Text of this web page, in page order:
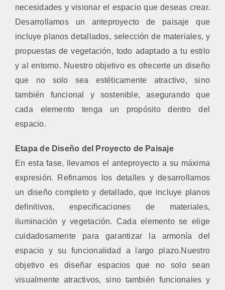
necesidades y visionar el espacio que deseas crear.
Desarrollamos un anteproyecto de paisaje que
incluye planos detallados, selección de materiales, y
propuestas de vegetación, todo adaptado a tu estilo
y al entorno. Nuestro objetivo es ofrecerte un diseño
que no solo sea estéticamente atractivo, sino
también funcional y sostenible, asegurando que
cada elemento tenga un propósito dentro del
espacio.
Etapa de Diseño del Proyecto de Paisaje
En esta fase, llevamos el anteproyecto a su máxima
expresión. Refinamos los detalles y desarrollamos
un diseño completo y detallado, que incluye planos
definitivos, especificaciones de materiales,
iluminación y vegetación. Cada elemento se elige
cuidadosamente para garantizar la armonía del
espacio y su funcionalidad a largo plazo.Nuestro
objetivo es diseñar espacios que no solo sean
visualmente atractivos, sino también funcionales y